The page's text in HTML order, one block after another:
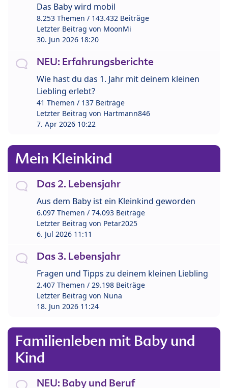
Das Baby wird mobil
8.253 Themen / 143.432 Beiträge
Letzter Beitrag von MoonMi
30. Jun 2026 18:20
NEU: Erfahrungsberichte
Wie hast du das 1. Jahr mit deinem kleinen
Liebling erlebt?
41 Themen / 137 Beiträge
Letzter Beitrag von Hartmann846
7. Apr 2026 10:22
Mein Kleinkind
Das 2. Lebensjahr
Aus dem Baby ist ein Kleinkind geworden
6.097 Themen / 74.093 Beiträge
Letzter Beitrag von Petar2025
6. Jul 2026 11:11
Das 3. Lebensjahr
Fragen und Tipps zu deinem kleinen Liebling
2.407 Themen / 29.198 Beiträge
Letzter Beitrag von Nuna
18. Jun 2026 11:24
Familienleben mit Baby und
Kind
NEU: Baby und Beruf